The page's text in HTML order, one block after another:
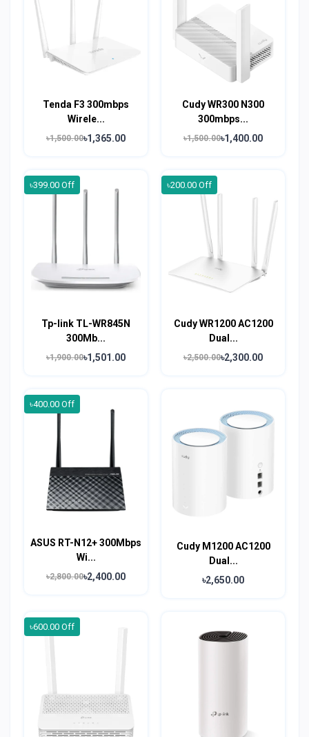
Tenda F3 300mbps
Wirele...
৳1,500.00৳1,365.00
Cudy WR300 N300
300mbps...
৳1,500.00৳1,400.00
৳399.00 Off
Tp-link TL-WR845N
300Mb...
৳1,900.00৳1,501.00
৳200.00 Off
Cudy WR1200 AC1200
Dual...
৳2,500.00৳2,300.00
৳400.00 Off
ASUS RT-N12+ 300Mbps
Wi...
৳2,800.00৳2,400.00
Cudy M1200 AC1200
Dual...
৳2,650.00
৳600.00 Off